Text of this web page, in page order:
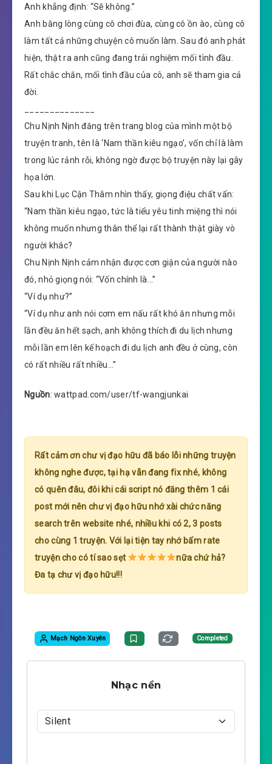
Anh khẳng định: “Sẽ không.”
Anh bằng lòng cùng cô chơi đùa, cùng cô ồn ào, cùng cô
làm tất cả những chuyện cô muốn làm. Sau đó anh phát
hiện, thật ra anh cũng đang trải nghiệm mối tình đầu.
Rất chắc chắn, mối tình đầu của cô, anh sẽ tham gia cả
đời.
Chu Nịnh Nịnh đăng trên trang blog của mình một bộ
truyện tranh, tên là ‘Nam thần kiêu ngạo’, vốn chỉ là làm
trong lúc rảnh rỗi, không ngờ được bộ truyện này lại gây
họa lớn.
Sau khi Lục Cận Thâm nhìn thấy, giọng điệu chất vấn:
“Nam thần kiêu ngạo, tức là tiểu yêu tinh miệng thì nói
không muốn nhưng thân thể lại rất thành thật giày vò
người khác?
Chu Nịnh Nịnh cảm nhận được cơn giận của người nào
đó, nhỏ giọng nói: “Vốn chính là…”
“Ví dụ như?”
“Ví dụ như anh nói cơm em nấu rất khó ăn nhưng mỗi
lần đều ăn hết sạch, anh không thích đi du lịch nhưng
mỗi lần em lên kế hoạch đi du lịch anh đều ở cùng, còn
có rất nhiều rất nhiều…”
Nguồn: wattpad.com/user/tf-wangjunkai
Rất cảm ơn chư vị đạo hữu đã báo lỗi những truyện
không nghe được, tại hạ vẫn đang fix nhé, không
có quên đâu, đôi khi cái script nó đăng thêm 1 cái
post mới nên chư vị đạo hữu nhớ xài chức năng
search trên website nhé, nhiều khi có 2, 3 posts
cho cùng 1 truyện. Với lại tiện tay nhớ bấm rate
truyện cho có tí sao sẹt
nữa chứ hả?
Đa tạ chư vị đạo hữu!!!
Mạch Ngôn Xuyên Completed
Nhạc nền